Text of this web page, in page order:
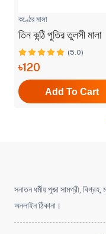
কণ্ঠের মালা
তিন কন্ঠি পুতির তুলসী মালা
(5.0)
৳120
Add To Cart
সনাতন ধর্মীয় পূজা সামগ্রী,
অনলাইন ঠিকানা।